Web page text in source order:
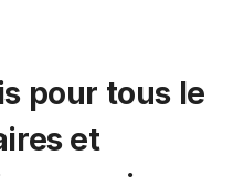
pour tous le
et